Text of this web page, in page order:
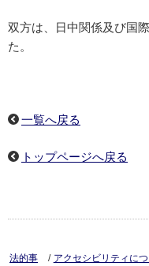
双方は、日中関係及び国
た。
一覧へ戻る
トップページへ戻る
法的事 / アクセシビリティに